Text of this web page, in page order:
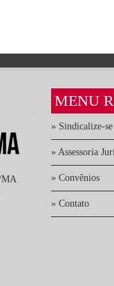
MA
MENU
» Sindicalize-se
» Assessoria
» Convênios
» Contato